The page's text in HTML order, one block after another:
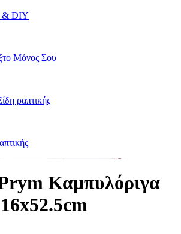
& DIY
Μόνος Σου
ραπτικής
Καμπυλόριγα